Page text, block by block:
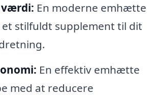
En moderne emhætte
stilfuldt supplement til dit
En effektiv emhætte
med at reducere